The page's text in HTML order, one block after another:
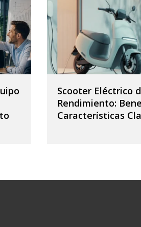
Scooter Eléctrico
Rendimiento:
Características